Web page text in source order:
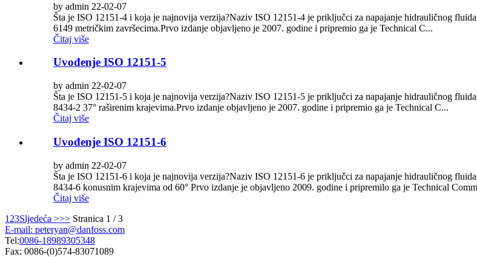
by admin 22-02-07
Šta je ISO 12151-4 i koja je najnovija verzija?Naziv ISO 12151-4 je priključci za napajanje hidrauličnog
6149 metričkim završecima.Prvo izdanje objavljeno je 2007. godine i pripremio ga je Technical C...
Čitaj više
Uvođenje ISO 12151-5
by admin 22-02-07
Šta je ISO 12151-5 i koja je najnovija verzija?Naziv ISO 12151-5 je priključci za napajanje hidrauličnog
8434-2 37° raširenim krajevima.Prvo izdanje objavljeno je 2007. godine i pripremio ga je Technical C...
Čitaj više
Uvođenje ISO 12151-6
by admin 22-02-07
Šta je ISO 12151-6 i koja je najnovija verzija?Naziv ISO 12151-6 je priključci za napajanje hidrauličnog
8434-6 konusnim krajevima od 60° Prvo izdanje je objavljeno 2009. godine i pripremilo ga je Technical
Čitaj više
1 23Sljedeća >>> Stranica 1 / 3
E-mail: peteryan@danfoss.com
Tel:0086-18989305348
Fax: 0086-(0)574-83071089